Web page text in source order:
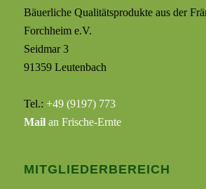
Bäuerliche Qualitätsprodukte aus der
Forchheim e.V.
Seidmar 3
91359 Leutenbach
Tel.: +49 (9197) 773
Mailan Frische-Ernte
MITGLIEDERBEREICH